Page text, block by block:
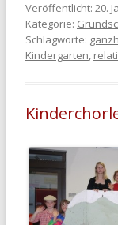
Veröffentlicht: 20.
Kategorie:
Schlagworte:
Kindergarten,